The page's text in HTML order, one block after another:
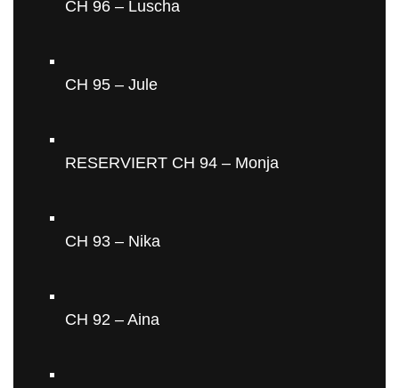
CH 96 – Luscha
CH 95 – Jule
RESERVIERT CH 94 – Monja
CH 93 – Nika
CH 92 – Aina